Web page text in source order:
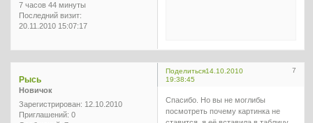
7 часов 44 минуты
Последний визит:
20.11.2010 15:07:17
Поделиться 7
14.10.2010
19:38:45
Рысь
Новичок
Зарегистрирован: 12.10.2010
Приглашений: 0
Спасибо. Но вы не моглибы
посмотреть почему картинка не